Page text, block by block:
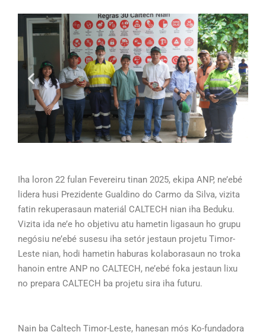
Iha loron 22 fulan Fevereiru tinan 2025, ekipa ANP, ne’ebé
lidera husi Prezidente Gualdino do Carmo da Silva, vizita
fatin rekuperasaun materiál CALTECH nian iha Beduku.
Vizita ida ne’e ho objetivu atu hametin ligasaun ho grupu
negósiu ne’ebé susesu iha setór jestaun projetu Timor-
Leste nian, hodi hametin haburas kolaborasaun no troka
hanoin entre ANP no CALTECH, ne’ebé foka jestaun lixu
no prepara CALTECH ba projetu sira iha futuru.
Nain ba Caltech Timor-Leste, hanesan mós Ko-fundadora